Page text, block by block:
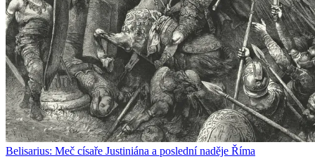
Belisarius: Meč císaře Justiniána a poslední naděje Říma